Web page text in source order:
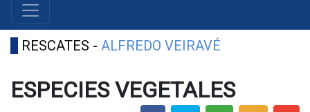
RESCATES - ALFREDO VEIRAVÉ
ESPECIES VEGETALES